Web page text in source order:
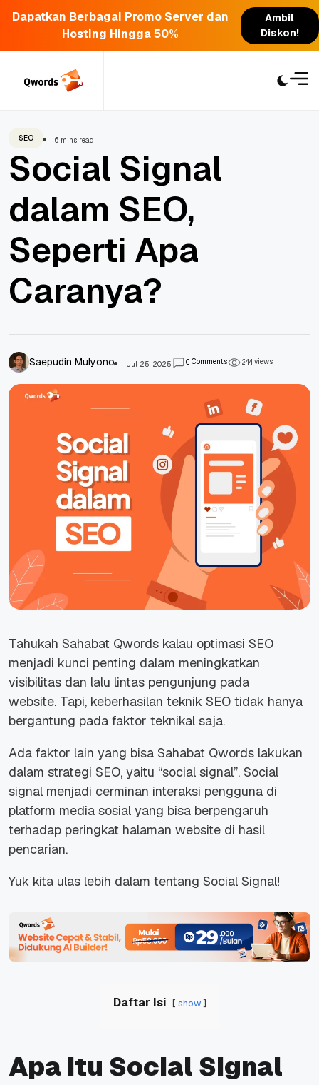
Dapatkan Berbagai Promo Server dan
Hosting Hingga 50%
Ambil
Diskon!
SEO 6 mins read
Social Signal
dalam SEO,
Seperti Apa
Caranya?
Saepudin Mulyono Jul 25, 2025 0Comments 244views
Tahukah Sahabat Qwords kalau optimasi SEO
menjadi kunci penting dalam meningkatkan
visibilitas dan lalu lintas pengunjung pada
website. Tapi, keberhasilan teknik SEO tidak hanya
bergantung pada faktor teknikal saja.
Ada faktor lain yang bisa Sahabat Qwords lakukan
dalam strategi SEO, yaitu “social signal”. Social
signal menjadi cerminan interaksi pengguna di
platform media sosial yang bisa berpengaruh
terhadap peringkat halaman website di hasil
pencarian.
Yuk kita ulas lebih dalam tentang Social Signal!
Daftar Isi show
Apa itu Social Signal